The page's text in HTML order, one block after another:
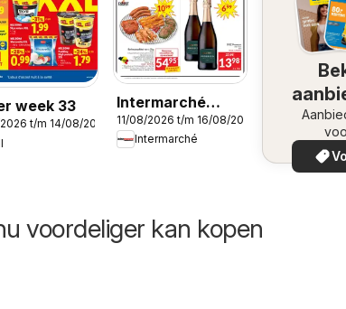
week 33
t/m 14/08/2026
Intermarché
folder week 33
11/08/2026 t/m 16/08/2026
Intermarché
voordeliger kan kopen